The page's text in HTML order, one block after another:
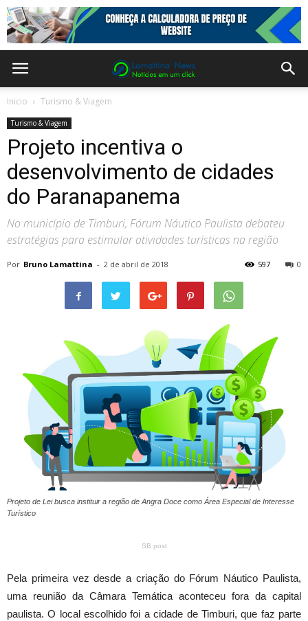
Inicio Turismo & Viagem
Turismo & Viagem
Projeto incentiva o
desenvolvimento de cidades
do Paranapanema
No município de Timburi, Fórum Náutico Paulista debateu
estratégias para estimular atividades turísticas na região
Por Bruno Lamattina - 2 de abril de 2018 0
597
Projeto de Lei busca instituir a região de Angra Doce como Área Especial de Interesse
Turístico
SB post
Pela primeira vez desde a criação do Fórum Náutico Paulista,
uma reunião da Câmara Temática aconteceu fora da capital
paulista. O local escolhido foi a cidade de Timburi, que faz parte